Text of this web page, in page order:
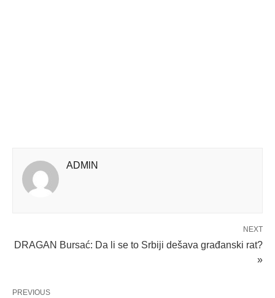
ADMlN
NEXT
DRAGAN Bursać: Da li se to Srbiji dešava građanski rat?
»
PREVIOUS